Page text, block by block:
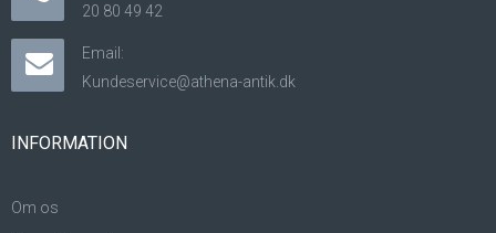
20 80 49 42
Email:
Kundeservice@athena-antik.dk
INFORMATION
Om os